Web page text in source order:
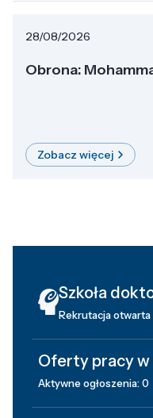
28/08/2026
Obrona:
Zobacz więcej
Szkoła
Rekrutacja
Oferty pracy
Aktywne ogłoszenia: 0